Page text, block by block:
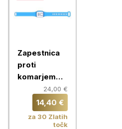
Zapestnica
proti
komarjem
ZeroZzz
SQUARE,
modra
24,00 €
14,40 €
za 30 Zlatih
točk